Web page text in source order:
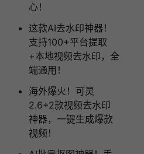
心！
这款AI去水印神器！
支持100+平台提取
+本地视频去水印，全
端通用！
海外爆火！可灵
2.6+2款视频去水印
神器，一键生成爆款
视频！